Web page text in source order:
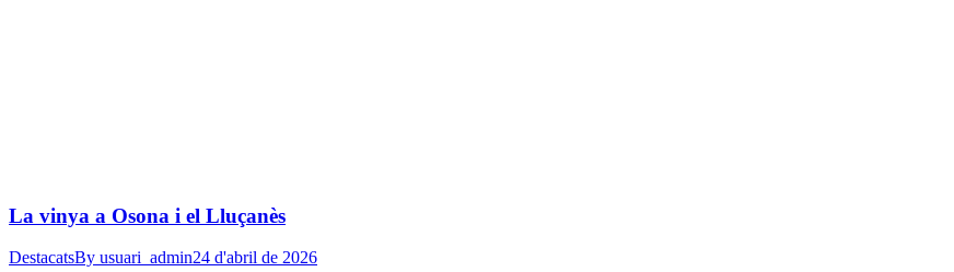
La vinya a Osona i el Lluçanès
DestacatsBy usuari_admin24 d'abril de 2026